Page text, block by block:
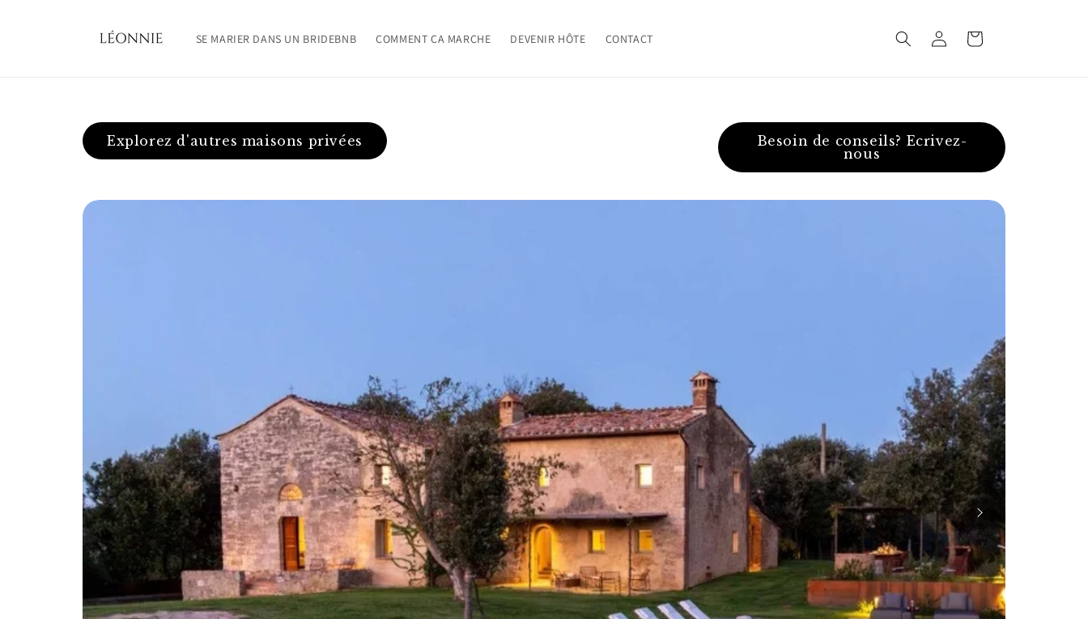
SE MARIER DANS UN BRIDEBNB COMMENT CA MARCHE DEVENIR HÔTE CONTACT Connexion Panier
Explorez d'autres maisons privées
Besoin de conseils? Ecrivez-
nous